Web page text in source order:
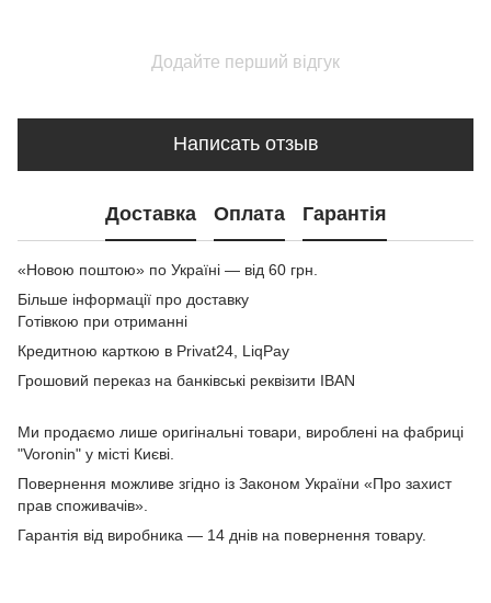
Додайте перший відгук
Написать отзыв
Доставка Оплата Гарантія
«Новою поштою» по Україні — від 60 грн.
Більше інформації про доставку
Готівкою при отриманні
Кредитною карткою в Privat24, LiqPay
Грошовий переказ на банківські реквізити IBAN
Ми продаємо лише оригінальні товари, вироблені на фабриці
"Voronin" у місті Києві.
Повернення можливе згідно із Законом України «Про захист
прав споживачів».
Гарантія від виробника — 14 днів на повернення товару.